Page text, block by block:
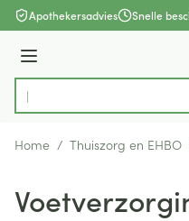
Ga naar de inhoud
Apothekersadvies Snelle
Menu
Product, merk, categorie...
Home / Thuiszorg en EHBO